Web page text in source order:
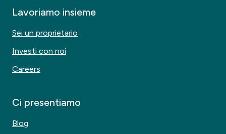
Lavoriamo insieme
Sei un proprietario
Investi con noi
Careers
Ci presentiamo
Blog